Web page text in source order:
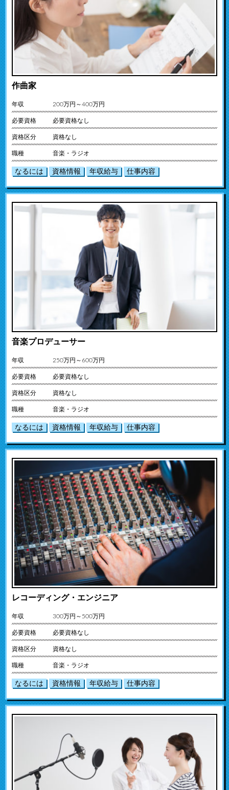
作曲家
年収 200万円～400万円
必要資格 必要資格なし
資格区分 資格なし
職種 音楽・ラジオ
なるには 資格情報 年収給与 仕事内容
音楽プロデューサー
年収 250万円～600万円
必要資格 必要資格なし
資格区分 資格なし
職種 音楽・ラジオ
なるには 資格情報 年収給与 仕事内容
レコーディング・エンジニア
年収 300万円～500万円
必要資格 必要資格なし
資格区分 資格なし
職種 音楽・ラジオ
なるには 資格情報 年収給与 仕事内容